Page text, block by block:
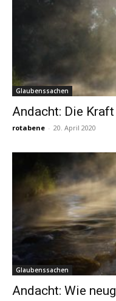
Glaubenssachen
Andacht: Die
rotabene - 20. April 2020
Glaubenssachen
Andacht: Wie